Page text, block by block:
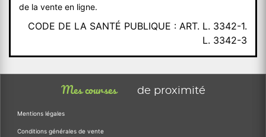
de la vente en ligne.
CODE DE LA SANTÉ PUBLIQUE : ART. L. 3342-1.
L. 3342-3
Mes courses de proximité
Mentions légales
Conditions générales de vente